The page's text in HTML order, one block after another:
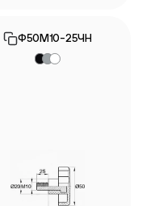
Ф50М10-25ЧН